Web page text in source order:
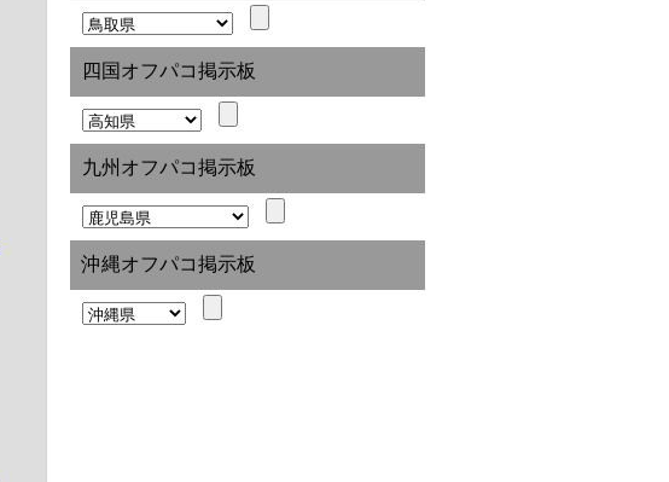
四国オフパコ掲示板
九州オフパコ掲示板
沖縄オフパコ掲示板